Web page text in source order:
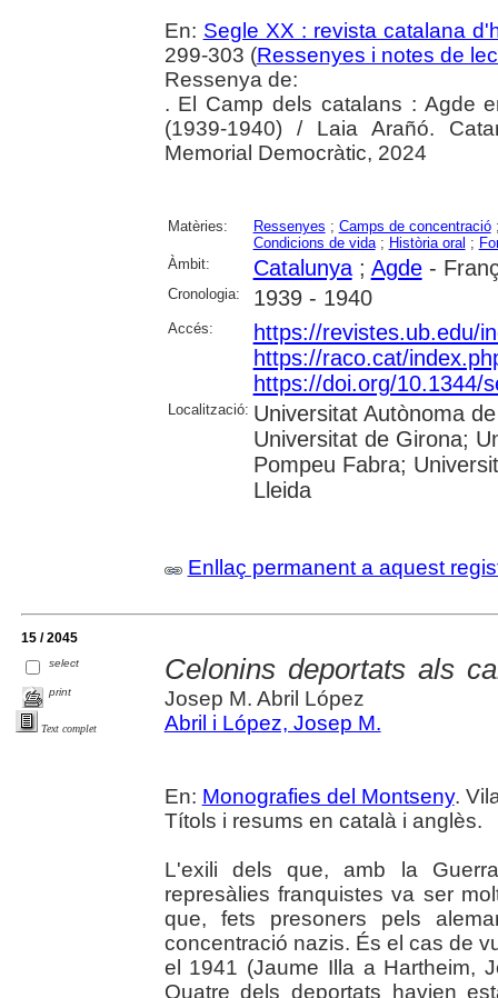
En: Segle XX : revista catalana
299-303 (Ressenyes i notes de
Ressenya de:
. El Camp dels catalans : Agde
(1939-1940) / Laia Arañó.
Memorial Democràtic, 2024
Matèries: Ressenyes ; Camps de concentració
Condicions de vida; Història oral ;
Àmbit:
Catalunya; Agde-
Cronologia: 1939 - 1940
Accés:
https://revistes.ub.edu/
https://raco.cat/
https://doi.org/10.1344/
Localització: Universitat Autònoma
Universitat de Girona;
Pompeu Fabra;
Lleida
Enllaç permanent a aquest
15 / 2045
select
print
Text complet
Celonins deportats als
Josep M. Abril López
Abril i López, Josep M.
En: Monografies del Montseny.
Títols i resums en català i anglès.
L'exili dels que, amb la
represàlies franquistes va ser
que, fets presoners pels
concentració nazis. És el cas de
el 1941 (Jaume Illa a Hartheim,
Quatre dels deportats havien